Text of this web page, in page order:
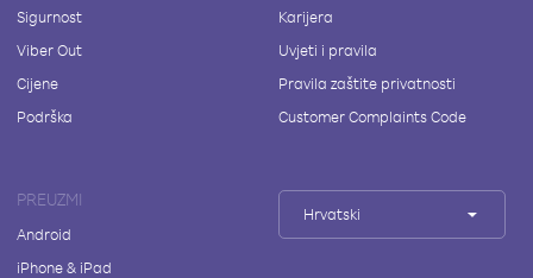
Sigurnost
Viber Out
Cijene
Podrška
Karijera
Uvjeti i pravila
Pravila zaštite privatnosti
Customer Complaints Code
PREUZMI
Android
iPhone & iPad
Hrvatski